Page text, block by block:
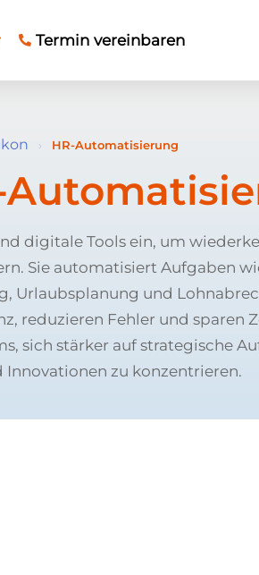
Termin vereinbaren
› HR-Automatisierung
digitale Tools ein, um
Sie automatisiert Aufgaben
Urlaubsplanung und
reduzieren Fehler und sparen
sich stärker auf strategische
zu konzentrieren.